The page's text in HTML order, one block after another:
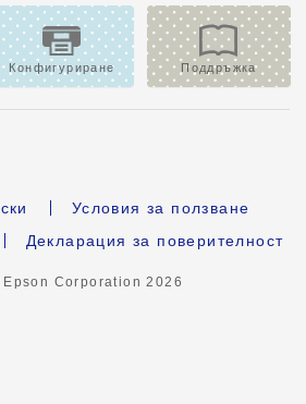
Конфигуриране Поддръжка
Условия за ползване
Декларация за поверителност
Corporation2026